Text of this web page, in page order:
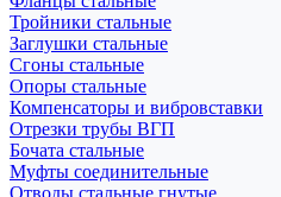
Тройники стальные
Заглушки стальные
Сгоны стальные
Опоры стальные
Компенсаторы и вибровставки
Отрезки трубы ВГП
Бочата стальные
Муфты соединительные
Отводы стальные гнутые